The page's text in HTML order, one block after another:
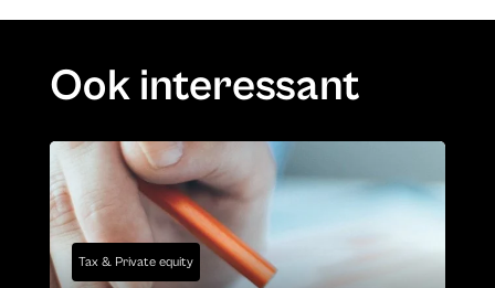
Ook interessant
Tax & Private equity